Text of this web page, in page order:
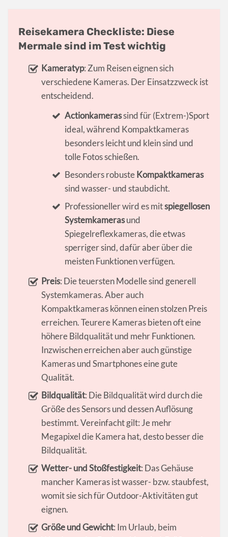
Reisekamera Checkliste: Diese
Mermale sind im Test wichtig
Kameratyp: Zum Reisen eignen sich
verschiedene Kameras. Der Einsatzzweck ist
entscheidend.
Actionkamerassind für (Extrem-)Sport
ideal, während Kompaktkameras
besonders leicht und klein sind und
tolle Fotos schießen.
Besonders robuste Kompaktkameras
sind wasser- und staubdicht.
Professioneller wird es mitspiegellosen
Systemkamerasund
Spiegelreflexkameras, die etwas
sperriger sind, dafür aber über die
meisten Funktionen verfügen.
Preis: Die teuersten Modelle sind generell
Systemkameras. Aber auch
Kompaktkameras können einen stolzen Preis
erreichen. Teurere Kameras bieten oft eine
höhere Bildqualität und mehr Funktionen.
Inzwischen erreichen aber auch günstige
Kameras und Smartphones eine gute
Qualität.
Bildqualität: Die Bildqualität wird durch die
Größe des Sensors und dessen Auflösung
bestimmt. Vereinfacht gilt: Je mehr
Megapixel die Kamera hat, desto besser die
Bildqualität.
Wetter- und Stoßfestigkeit: Das Gehäuse
mancher Kameras ist wasser- bzw. staubfest,
womit sie sich für Outdoor-Aktivitäten gut
eignen.
Größe und Gewicht: Im Urlaub, beim